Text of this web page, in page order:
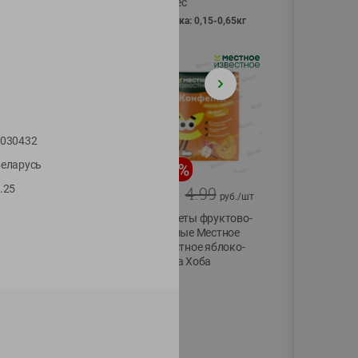
фасовка: 0,15-0,65кг
-13%
5.99
%
4.99 руб./шт
Конфеты фруктово-
ягодные Местное
известное яблоко-
тыква Хоба